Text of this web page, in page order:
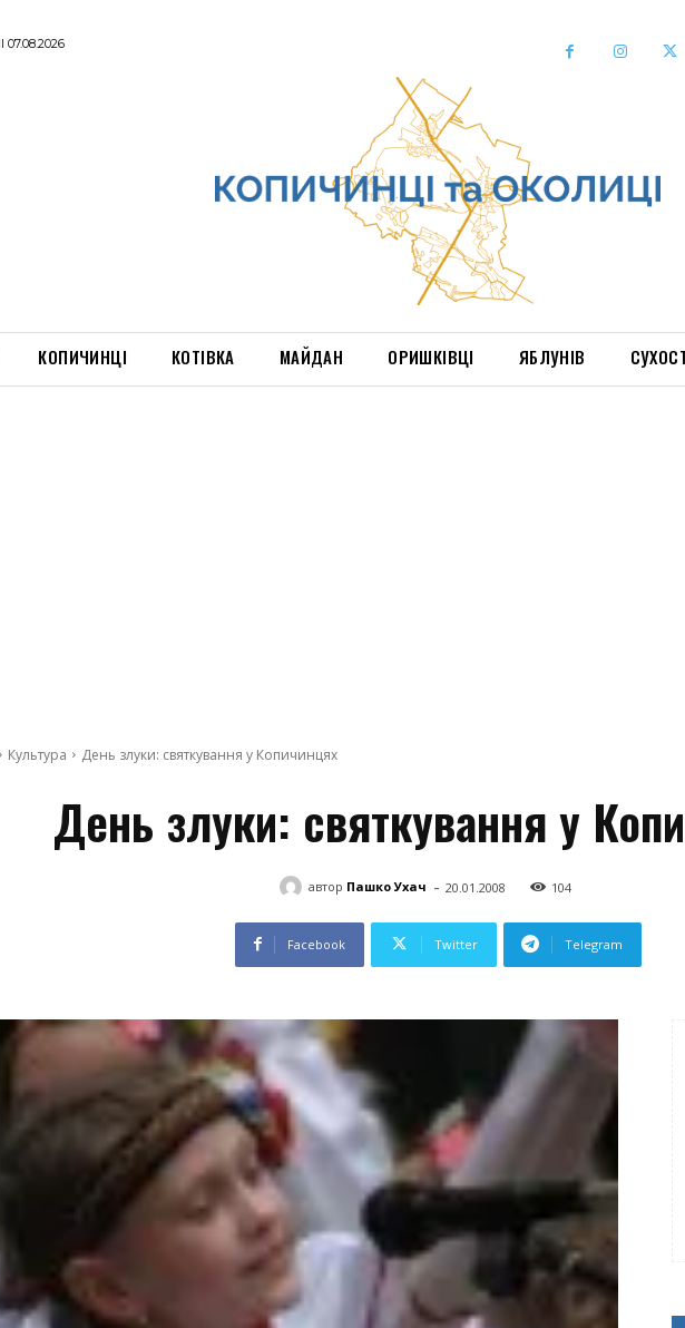
КОПИЧИНЦІ КОТІВКА МАЙДАН ОРИШКІВЦІ ЯБЛУНІВ
Культура День злуки: святкування у Копичинцях
День злуки: святкування у
автор Пашко Ухач - 20.01.2008 104
Facebook Twitter Telegram